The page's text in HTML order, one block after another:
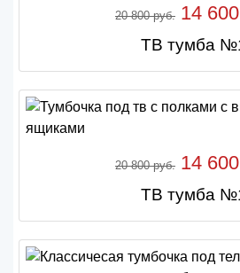
20 800 руб. 14
ТВ тумба
20 800 руб. 14
ТВ тумба